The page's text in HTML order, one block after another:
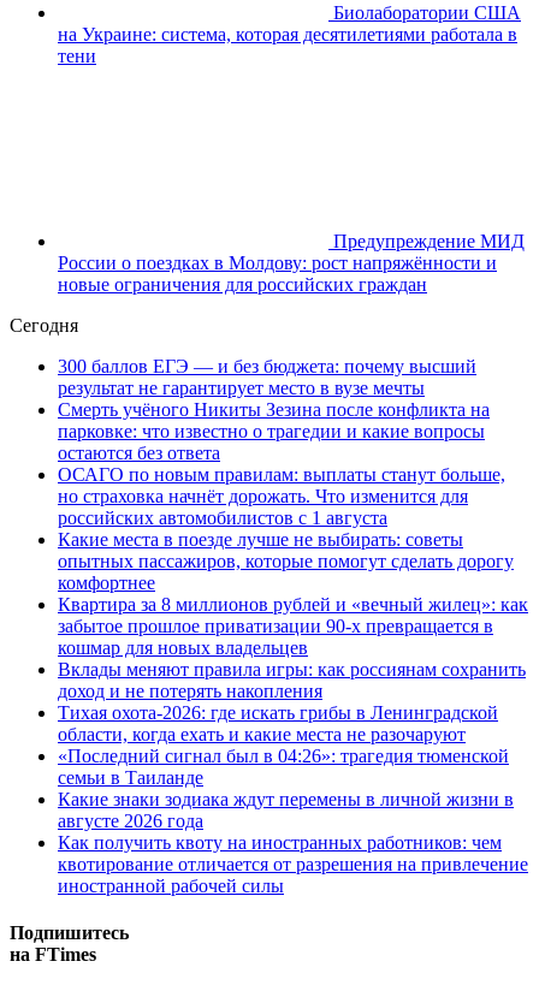
Биолаборатории США
на Украине: система, которая десятилетиями работала в
тени
Предупреждение МИД
России о поездках в Молдову: рост напряжённости и
новые ограничения для российских граждан
Сегодня
300 баллов ЕГЭ — и без бюджета: почему высший
результат не гарантирует место в вузе мечты
Смерть учёного Никиты Зезина после конфликта на
парковке: что известно о трагедии и какие вопросы
остаются без ответа
ОСАГО по новым правилам: выплаты станут больше,
но страховка начнёт дорожать. Что изменится для
российских автомобилистов с 1 августа
Какие места в поезде лучше не выбирать: советы
опытных пассажиров, которые помогут сделать дорогу
комфортнее
Квартира за 8 миллионов рублей и «вечный жилец»: как
забытое прошлое приватизации 90-х превращается в
кошмар для новых владельцев
Вклады меняют правила игры: как россиянам сохранить
доход и не потерять накопления
Тихая охота-2026: где искать грибы в Ленинградской
области, когда ехать и какие места не разочаруют
«Последний сигнал был в 04:26»: трагедия тюменской
семьи в Таиланде
Какие знаки зодиака ждут перемены в личной жизни в
августе 2026 года
Как получить квоту на иностранных работников: чем
квотирование отличается от разрешения на привлечение
иностранной рабочей силы
Подпишитесь
на FTimes